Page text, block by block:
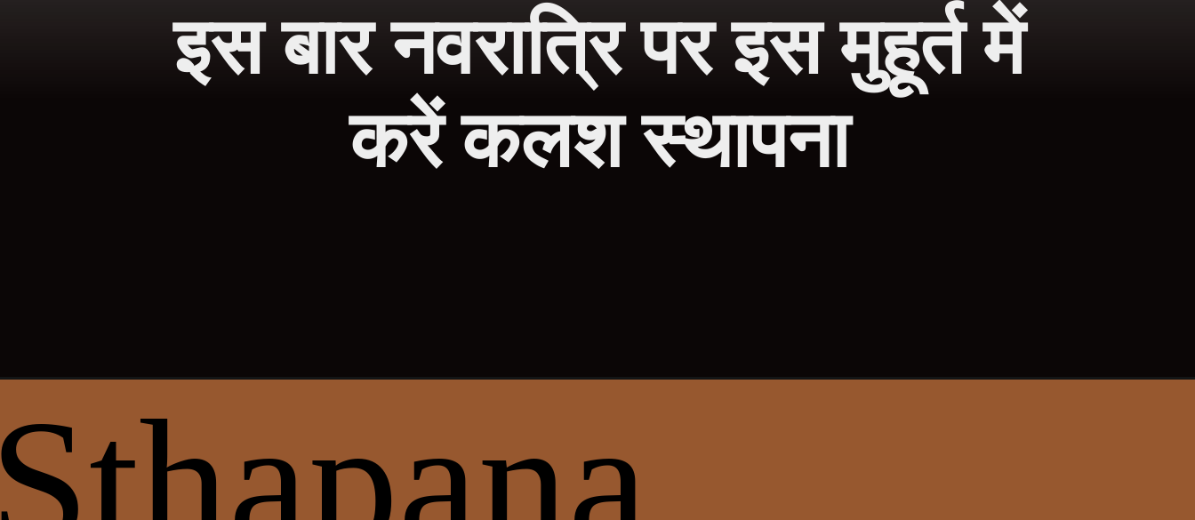
इस बार नवरात्रि पर इस मुहूर्त में
करें कलश स्थापना